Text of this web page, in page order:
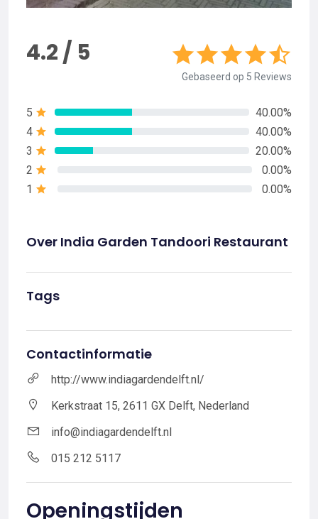
4.2 / 5
Gebaseerd op 5 Reviews
5
40.00%
4
40.00%
3
20.00%
2
0.00%
1
0.00%
Over India Garden Tandoori Restaurant
Tags
Contactinformatie
http://www.indiagardendelft.nl/
Kerkstraat 15, 2611 GX Delft, Nederland
info@indiagardendelft.nl
015 212 5117
Openingstijden